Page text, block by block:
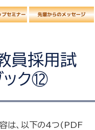
員採用試
ック⑫
は、以下の4つ(PDF